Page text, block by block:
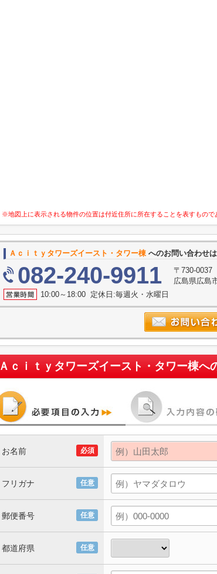
※地図上に表示される物件の位置は付近住所に所在することを表すもので
Ａｃｉｔｙタワーズイースト・タワー棟 へのお問い合わせは
082-240-9911
〒730-0037
広島県広島
10:00～18:00 定休日:毎週火・水曜日
Ａｃｉｔｙタワーズイースト・タワー棟へ
必須
お名前
任意
フリガナ
任意
郵便番号
任意
都道府県